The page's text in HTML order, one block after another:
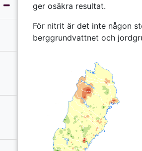
ger osäkra resultat.
För nitrit är det inte någon
berggrundvattnet och